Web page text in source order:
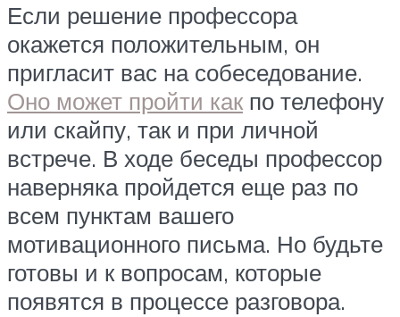
Если решение профессора
окажется положительным, он
пригласит вас на собеседование.
Оно может пройти как по телефону
или скайпу, так и при личной
встрече. В ходе беседы профессор
наверняка пройдется еще раз по
всем пунктам вашего
мотивационного письма. Но будьте
готовы и к вопросам, которые
появятся в процессе разговора.